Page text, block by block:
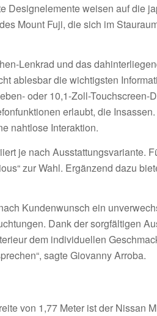
Designelemente weisen auf die
Mount Fuji, die sich im
Lenkrad und das
ablesbar die wichtigsten
oder 10,1-Zoll-Touchscreen-
erlaubt, die
nahtlose Interaktion.
je nach Ausstattungsvariante.
zur Wahl. Ergänzend dazu
Kundenwunsch ein
Dank der sorgfältigen
dem individuellen
sagte Giovanny Arroba.
von 1,77 Meter ist der Nissan